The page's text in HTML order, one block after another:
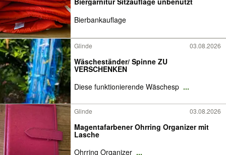
Bierbankauflage
Glinde 03.08.2026
Wäscheständer/ Spinne ZU
VERSCHENKEN
Diese funktionierende Wäschesp ...
Glinde 03.08.2026
Magentafarbener Ohrring Organizer mit
Lasche
Ohrring Organizer ...